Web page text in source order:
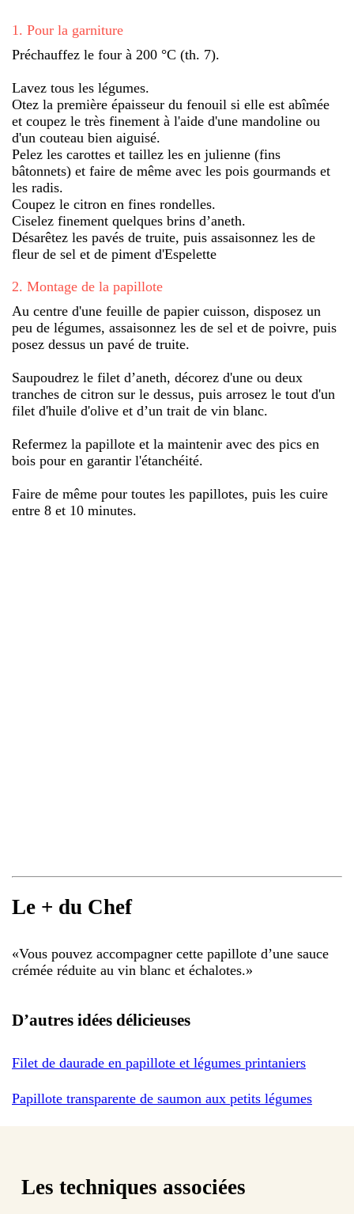
1 . Pour la garniture
Préchauffez le four à 200 °C (th. 7).
Lavez tous les légumes.
Otez la première épaisseur du fenouil si elle est abîmée
et coupez le très finement à l'aide d'une mandoline ou
d'un couteau bien aiguisé.
Pelez les carottes et taillez les en julienne (fins
bâtonnets) et faire de même avec les pois gourmands et
les radis.
Coupez le citron en fines rondelles.
Ciselez finement quelques brins d’aneth.
Désarêtez les pavés de truite, puis assaisonnez les de
fleur de sel et de piment d'Espelette
2. Montage de la papillote
Au centre d'une feuille de papier cuisson, disposez un
peu de légumes, assaisonnez les de sel et de poivre, puis
posez dessus un pavé de truite.
Saupoudrez le filet d’aneth, décorez d'une ou deux
tranches de citron sur le dessus, puis arrosez le tout d'un
filet d'huile d'olive et d’un trait de vin blanc.
Refermez la papillote et la maintenir avec des pics en
bois pour en garantir l'étanchéité.
Faire de même pour toutes les papillotes, puis les cuire
entre 8 et 10 minutes.
Le + du Chef
«Vous pouvez accompagner cette papillote d’une sauce
crémée réduite au vin blanc et échalotes.»
D’autres idées délicieuses
Filet de daurade en papillote et légumes printaniers
Papillote transparente de saumon aux petits légumes
Les techniques associées